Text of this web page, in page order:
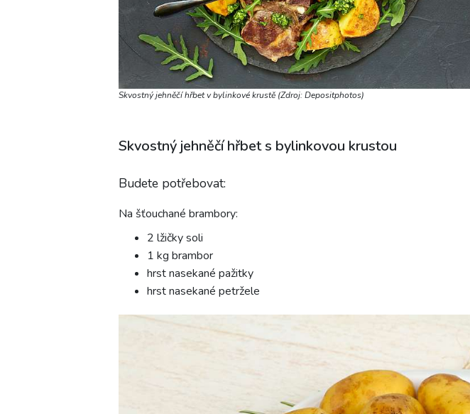
Skvostný jehněčí hřbet v bylinkové krustě (Zdroj: Depositphotos)
Skvostný jehněčí hřbet s bylinkovou krustou
Budete potřebovat:
Na šťouchané brambory:
2 lžičky soli
1 kg brambor
hrst nasekané pažitky
hrst nasekané petržele